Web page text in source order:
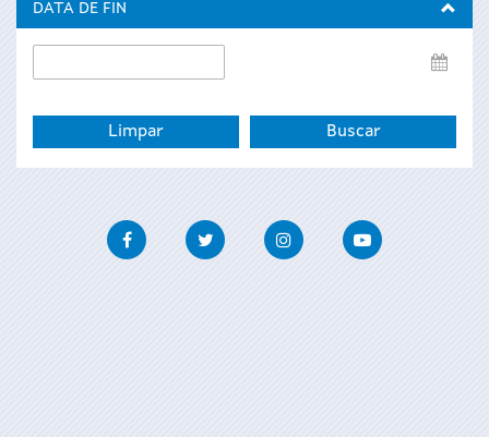
DATA DE FIN
de
FacebookTwitter InstagramYoutube